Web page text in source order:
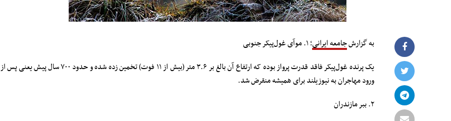
به گزارشجامعه ایرانی؛ ۱. موآی غول‌پیکر جنوبی
یک پرنده غول‌پیکر فاقد قدرت پرواز بوده که ارتفاع آن بالغ بر ۳.۶ متر (بیش از ۱۱ فوت) تخمین زده شده و حدود ۷۰۰ سال پیش یعنی پس از
ورود مهاجران به نیوزیلند برای همیشه منقرض شد.
۲. ببر مازندران